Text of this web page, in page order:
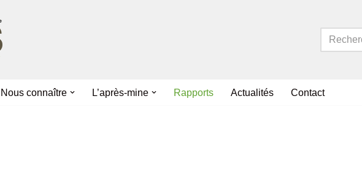
Nous connaître L’après-mine Rapports Actualités Contact